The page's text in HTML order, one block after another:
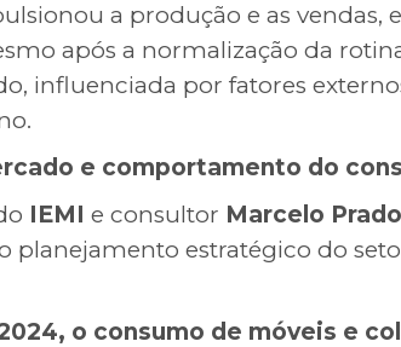
a produção e as vendas,
após a normalização da
influenciada por fatores
e comportamento do
IEMI e consultor Marcelo Prado
planejamento estratégico do
o consumo de móveis e